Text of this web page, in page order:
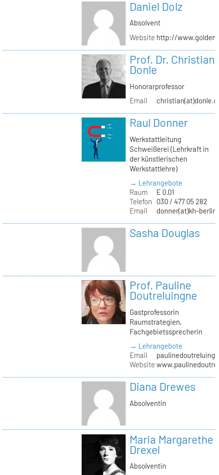
Daniel Dolz
Absolvent
Website http://
Prof. Dr. Christian
Donle
Honorarprofessor
Email
Raul Donner
Werkstattleitung
Schweißerei (Lehrkraft in
der künstlerischen
Werkstattlehre)
→ Lehrangebote
Raum
E 0.01
Telefon
030 / 477 05 282
Email
donner(at)kh-
Sasha Douglas
Prof. Pauline
Doutreluingne
Gastprofessorin
Raumstrategien,
Fachgebietssprecherin
→ Lehrangebote
Email
Website
Diana Drewes
Absolventin
Maria Margarethe
Drexel
Absolventin